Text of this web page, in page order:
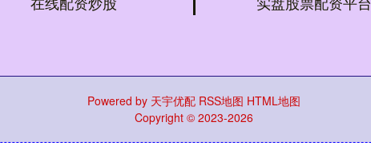
Powered by 天宇优配 RSS地图 HTML地图
Copyright © 2023-2026